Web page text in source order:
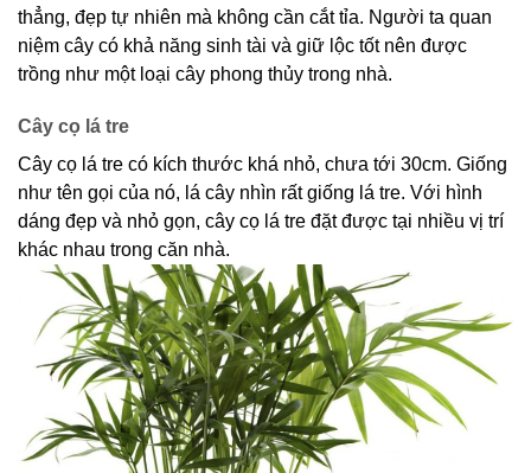
thẳng, đẹp tự nhiên mà không cần cắt tỉa. Người ta quan
niệm cây có khả năng sinh tài và giữ lộc tốt nên được
trồng như một loại cây phong thủy trong nhà.
Cây cọ lá tre
Cây cọ lá tre có kích thước khá nhỏ, chưa tới 30cm. Giống
như tên gọi của nó, lá cây nhìn rất giống lá tre. Với hình
dáng đẹp và nhỏ gọn, cây cọ lá tre đặt được tại nhiều vị trí
khác nhau trong căn nhà.